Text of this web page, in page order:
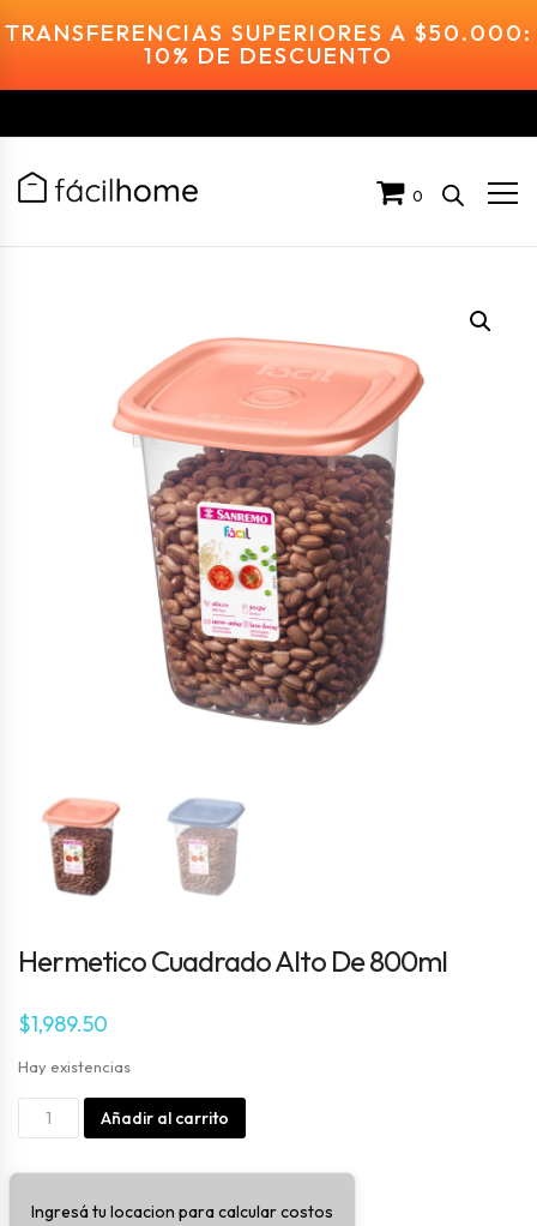
TRANSFERENCIAS SUPERIORES A $50.000:
10% DE DESCUENTO
0
Hermetico Cuadrado Alto De 800ml
$1,989.50
Hay existencias
Hermetico
Alto
De
Añadir al carrito
Ingresá tu locacion para calcular costos